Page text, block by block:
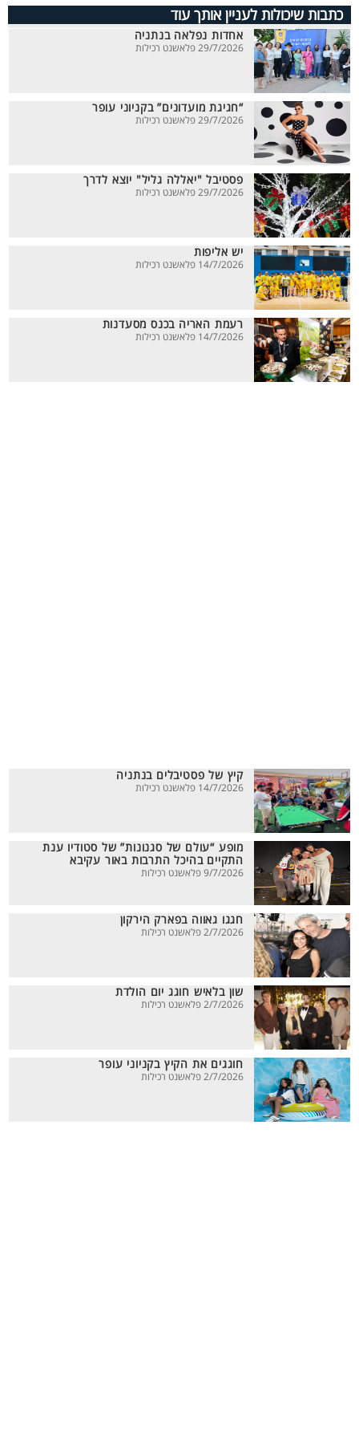
כתבות שיכולות לעניין אותך עוד
אחדות נפלאה בנתניה
29/7/2026 פלאשנט רכילות
“חגיגת מועדונים” בקניוני עופר
29/7/2026 פלאשנט רכילות
פסטיבל "יאללה גליל" יוצא לדרך
29/7/2026 פלאשנט רכילות
יש אליפות
14/7/2026 פלאשנט רכילות
רעמת האריה בכנס מסעדנות
14/7/2026 פלאשנט רכילות
קיץ של פסטיבלים בנתניה
14/7/2026 פלאשנט רכילות
מופע “עולם של סגנונות” של סטודיו ענת
התקיים בהיכל התרבות באור עקיבא
9/7/2026 פלאשנט רכילות
חגגו גאווה בפארק הירקון
2/7/2026 פלאשנט רכילות
שון בלאיש חוגג יום הולדת
2/7/2026 פלאשנט רכילות
חוגגים את הקיץ בקניוני עופר
2/7/2026 פלאשנט רכילות